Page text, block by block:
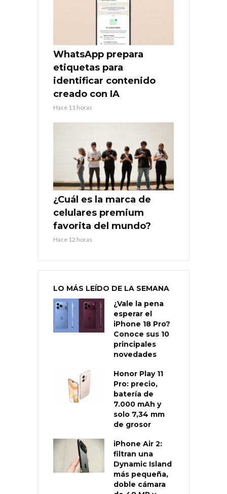
WhatsApp prepara
etiquetas para
identificar contenido
creado con IA
Hace 11 horas
¿Cuál es la marca de
celulares premium
favorita del mundo?
Hace 12 horas
LO MÁS LEÍDO DE LA SEMANA
¿Vale la pena
esperar el
iPhone 18 Pro?
Conoce sus 10
principales
novedades
Honor Play 11
Pro: precio,
batería de
7.000 mAh y
solo 7,34 mm
de grosor
iPhone Air 2:
filtran una
Dynamic Island
más pequeña,
doble cámara